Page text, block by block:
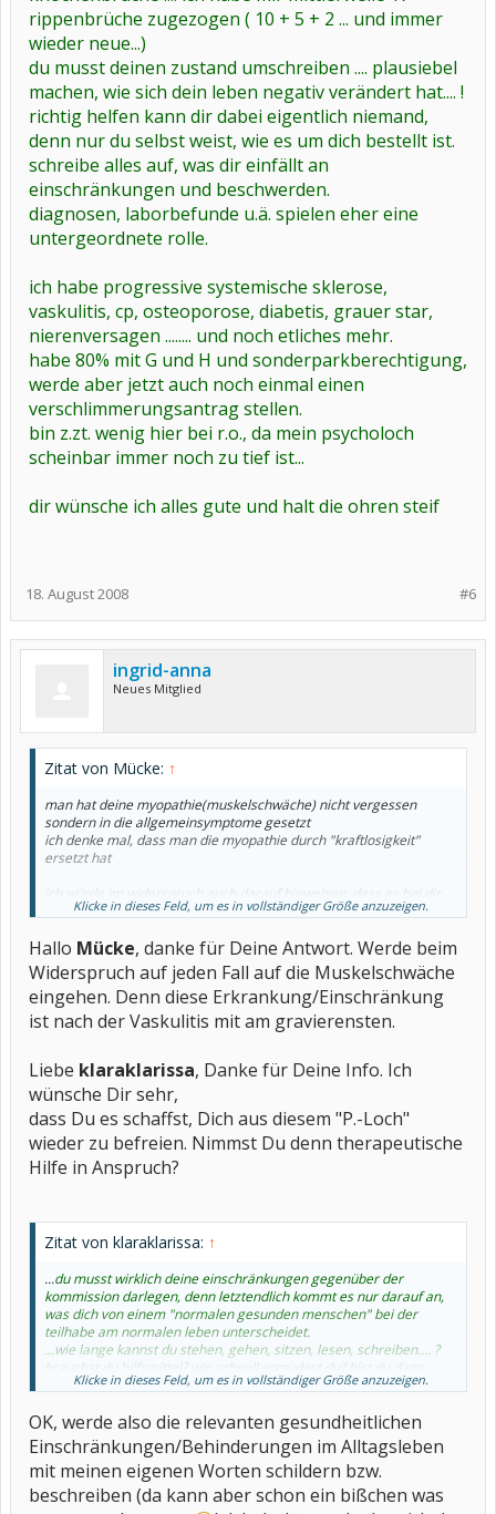
rippenbrüche zugezogen ( 10 + 5 + 2 ... und immer
wieder neue...)
du musst deinen zustand umschreiben .... plausiebel
machen, wie sich dein leben negativ verändert hat.... !
richtig helfen kann dir dabei eigentlich niemand,
denn nur du selbst weist, wie es um dich bestellt ist.
schreibe alles auf, was dir einfällt an
einschränkungen und beschwerden.
diagnosen, laborbefunde u.ä. spielen eher eine
untergeordnete rolle.
ich habe progressive systemische sklerose,
vaskulitis, cp, osteoporose, diabetis, grauer star,
nierenversagen ........ und noch etliches mehr.
habe 80% mit G und H und sonderparkberechtigung,
werde aber jetzt auch noch einmal einen
verschlimmerungsantrag stellen.
bin z.zt. wenig hier bei r.o., da mein psycholoch
scheinbar immer noch zu tief ist...
dir wünsche ich alles gute und halt die ohren steif
#6
18. August 2008
ingrid-anna
Neues Mitglied
Zitat von Mücke: ↑
man hat deine myopathie(muskelschwäche) nicht vergessen
sondern in die allgemeinsymptome gesetzt
ich denke mal, dass man die myopathie durch "kraftlosigkeit"
ersetzt hat
ich würde im widerspruch auch darauf hinweisen, dass es bei dir
kein allgemeinsymptom ist-wenn ich es richtig verstanden habe^^
Klicke in dieses Feld, um es in vollständiger Größe anzuzeigen.
Hallo Mücke, danke für Deine Antwort. Werde beim
Widerspruch auf jeden Fall auf die Muskelschwäche
eingehen. Denn diese Erkrankung/Einschränkung
ist nach der Vaskulitis mit am gravierensten.
Liebe klaraklarissa, Danke für Deine Info. Ich
wünsche Dir sehr,
dass Du es schaffst, Dich aus diesem "P.-Loch"
wieder zu befreien. Nimmst Du denn therapeutische
Hilfe in Anspruch?
Zitat von klaraklarissa: ↑
...du musst wirklich deine einschränkungen gegenüber der
kommission darlegen, denn letztendlich kommt es nur darauf an,
was dich von einem "normalen gesunden menschen" bei der
teilhabe am normalen leben unterscheidet.
...wie lange kannst du stehen, gehen, sitzen, lesen, schreiben.... ?
brauchst du hilfsmittel? wie schnell ermüdest du? bist du dann
"unbrauchbar".... so das du dich unbedingt hinlegen musst, oder
...du musst deinen zustand umschreiben .... plausiebel machen, wie
sich dein leben negativ verändert hat.... !
...schreibe alles auf, was dir einfällt an einschränkungen und
beschwerden.
diagnosen, laborbefunde u.ä. spielen eher eine untergeordnete
Klicke in dieses Feld, um es in vollständiger Größe anzuzeigen.
OK, werde also die relevanten gesundheitlichen
Einschränkungen/Behinderungen im Alltagsleben
mit meinen eigenen Worten schildern bzw.
beschreiben (da kann aber schon ein bißchen was